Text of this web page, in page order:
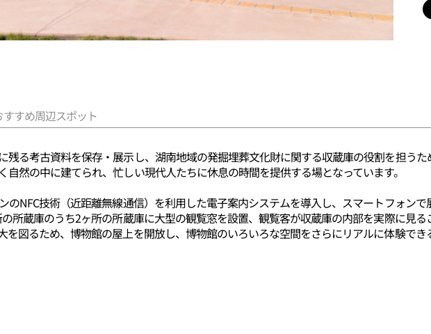
すすめ周辺スポット
残る考古資料を保存・展示し、湖南地域の発掘埋葬文化財に関する収蔵庫の役割を担う
然の中に建てられ、忙しい現代人たちに休息の時間を提供する場となっています。
のNFC技術（近距離無線通信）を利用した電子案内システムを導入し、スマートフォン
所蔵庫のうち2ヶ所の所蔵庫に大型の観覧窓を設置、観覧客が収蔵庫の内部を実際に見
を図るため、博物館の屋上を開放し、博物館のいろいろな空間をさらにリアルに体験でき